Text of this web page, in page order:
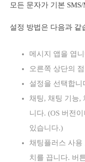
모든 문자가 기본
설정 방법은 다음과 같
메시지 앱을 엽
오른쪽 상단의
설정을 선택합니
채팅, 채팅 기능,
니다. (OS 버전
있습니다.)
채팅플러스 사용
치를 끕니다. 버